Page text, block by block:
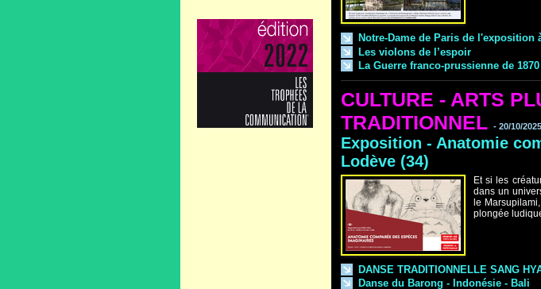
Notre-Dame de Paris de
Les vioIons de l’espoir
La Guerre franco-prussienne de
CULTURE - ARTS
TRADITIONNEL - 20/10/
Exposition - Anatomie
Lodève (34)
Et si les
dans un
le
plongée
DANSE TRADITIONNELLE SANG
Danse du Barong - Indonésie - Bali